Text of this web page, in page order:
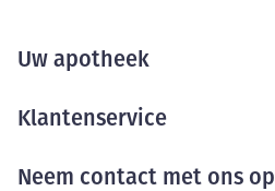
Uw apotheek
Klantenservice
Neem contact met ons op